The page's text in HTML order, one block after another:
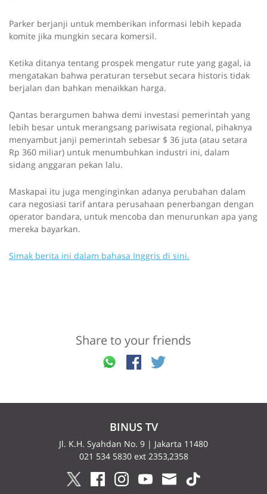
Parker berjanji untuk memberikan informasi lebih kepada
komite jika mungkin secara komersil.
Ketika ditanya tentang prospek mengatur rute yang gagal, ia
mengatakan bahwa peraturan tersebut secara historis tidak
berjalan dan bahkan menaikkan harga.
Qantas berargumen bahwa demi investasi pemerintah yang
lebih besar untuk merangsang pariwisata regional, pihaknya
menyambut janji pemerintah sebesar $ 36 juta (atau setara
Rp 360 miliar) untuk menumbuhkan industri ini, dalam
sidang anggaran pekan lalu.
Maskapai itu juga menginginkan adanya perubahan dalam
cara negosiasi tarif antara perusahaan penerbangan dengan
operator bandara, untuk mencoba dan menurunkan apa yang
mereka bayarkan.
Simak berita ini dalam bahasa Inggris di sini.
Share to your friends
BINUS TV
Jl. K.H. Syahdan No. 9 | Jakarta 11480
021 534 5830 ext 2353,2358